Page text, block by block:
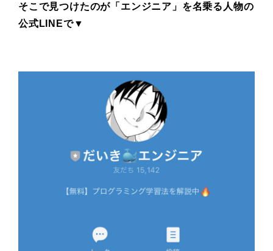
そこで見つけたのが「エンジニア」を名乗る人物の
公式LINEで▼